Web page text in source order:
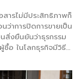
รม “เออ-ออ”
นสังคม โดยเชื่อว่า
ล้าที่จะทำตามโดยไม่
รไม่มีประสิทธิภาพก็
ว่าการปิดการขายเป็น
สิ่งยืนยันว่าธุรกรรม
อ ในโลกธุรกิจมีวิธี
ค้าว่าเป็นอย่างไร ว่า